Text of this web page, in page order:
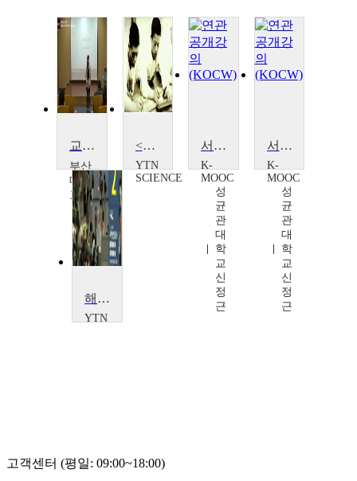
교토와 이즈미시키부
부산
대학
교
노
선
숙
<한국사 探>나라의 기준을 세우다, 측량
YTN
SCIENCE
서경, 덕의 나라를 향한 진군가
K-
MOOC
성
균
관
대
학
교
신
정
근
서경, 덕의 나라를 향한 진군가
K-
MOOC
성
균
관
대
학
교
신
정
근
해외여행 안전정보
YTN
고객센터 (평일: 09:00~18:00)